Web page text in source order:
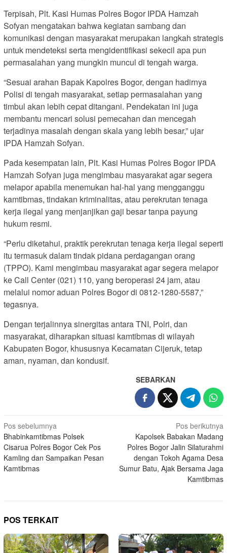
Terpisah, Plt. Kasi Humas Polres Bogor IPDA Hamzah
Sofyan mengatakan bahwa kegiatan sambang dan
komunikasi dengan masyarakat merupakan langkah strategis
untuk mendeteksi serta mengidentifikasi sekecil apa pun
permasalahan yang mungkin muncul di tengah warga.
“Sesuai arahan Bapak Kapolres Bogor, dengan hadirnya
Polisi di tengah masyarakat, setiap permasalahan yang
timbul akan lebih cepat ditangani. Pendekatan ini juga
membantu mencari solusi pemecahan dan mencegah
terjadinya masalah dengan skala yang lebih besar,” ujar
IPDA Hamzah Sofyan.
Pada kesempatan lain, Plt. Kasi Humas Polres Bogor IPDA
Hamzah Sofyan juga mengimbau masyarakat agar segera
melapor apabila menemukan hal-hal yang mengganggu
kamtibmas, tindakan kriminalitas, atau perekrutan tenaga
kerja ilegal yang menjanjikan gaji besar tanpa payung
hukum resmi.
“Perlu diketahui, praktik perekrutan tenaga kerja ilegal seperti
itu termasuk dalam tindak pidana perdagangan orang
(TPPO). Kami mengimbau masyarakat agar segera melapor
ke Call Center (021) 110, yang beroperasi 24 jam, atau
melalui nomor aduan Polres Bogor di 0812-1280-5587,”
tegasnya.
Dengan terjalinnya sinergitas antara TNI, Polri, dan
masyarakat, diharapkan situasi kamtibmas di wilayah
Kabupaten Bogor, khususnya Kecamatan Cijeruk, tetap
aman, nyaman, dan kondusif.
SEBARKAN
Navigasi
pos
Pos sebelumnya
Bhabinkamtibmas Polsek
Cisarua Polres Bogor Cek Pos
Kamling dan Sampaikan Pesan
Kamtibmas
Pos berikutnya
Kapolsek Babakan Madang
Polres Bogor Jalin Silaturahmi
dengan Tokoh Agama Desa
Sumur Batu, Ajak Bersama Jaga
Kamtibmas
POS TERKAIT